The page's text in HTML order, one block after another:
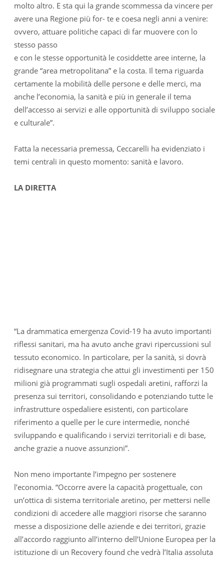
molto altro. E sta qui la grande scommessa da vincere per
avere una Regione più for- te e coesa negli anni a venire:
ovvero, attuare politiche capaci di far muovere con lo
stesso passo
e con le stesse opportunità le cosiddette aree interne, la
grande “area metropolitana” e la costa. Il tema riguarda
certamente la mobilità delle persone e delle merci, ma
anche l’economia, la sanità e più in generale il tema
dell’accesso ai servizi e alle opportunità di sviluppo sociale
e culturale”.
Fatta la necessaria premessa, Ceccarelli ha evidenziato i
temi centrali in questo momento: sanità e lavoro.
LA DIRETTA
“La drammatica emergenza Covid-19 ha avuto importanti
riflessi sanitari, ma ha avuto anche gravi ripercussioni sul
tessuto economico. In particolare, per la sanità, si dovrà
ridisegnare una strategia che attui gli investimenti per 150
milioni già programmati sugli ospedali aretini, rafforzi la
presenza sui territori, consolidando e potenziando tutte le
infrastrutture ospedaliere esistenti, con particolare
riferimento a quelle per le cure intermedie, nonché
sviluppando e qualificando i servizi territoriali e di base,
anche grazie a nuove assunzioni”.
Non meno importante l’impegno per sostenere
l’economia. “Occorre avere la capacità progettuale, con
un’ottica di sistema territoriale aretino, per mettersi nelle
condizioni di accedere alle maggiori risorse che saranno
messe a disposizione delle aziende e dei territori, grazie
all’accordo raggiunto all’interno dell’Unione Europea per la
istituzione di un Recovery found che vedrà l’Italia assoluta